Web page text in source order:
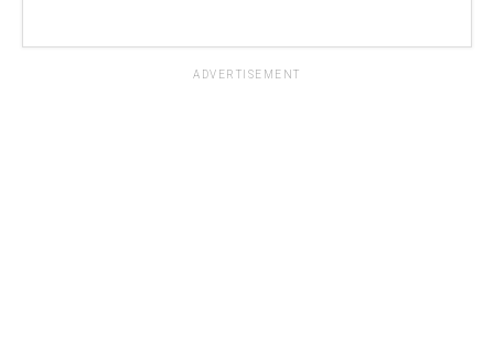
ADVERTISEMENT